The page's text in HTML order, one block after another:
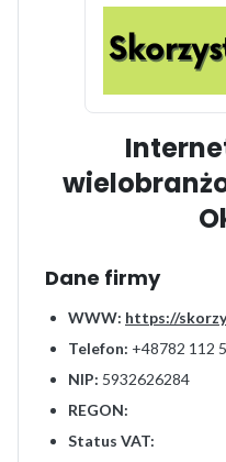
Dane firmy
WWW: https://
Telefon: +48782 112
NIP: 5932626284
REGON:
Status VAT: